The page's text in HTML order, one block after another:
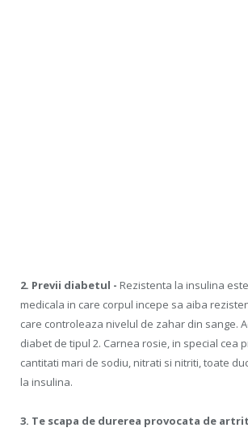
2. Previi diabetul - Rezistenta la insulina
medicala in care corpul incepe sa aiba
care controleaza nivelul de zahar din sange.
diabet de tipul 2. Carnea rosie, in special cea
cantitati mari de sodiu, nitrati si nitriti, toate
la insulina.
3. Te scapa de durerea provocata de